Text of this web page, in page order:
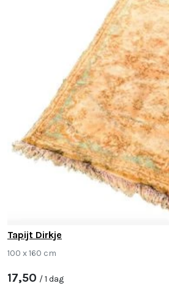
Tapijt Dirkje
100 x 160 cm
17,50 / 1 dag